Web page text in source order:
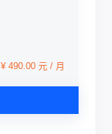
¥ 490.00 元 / 月